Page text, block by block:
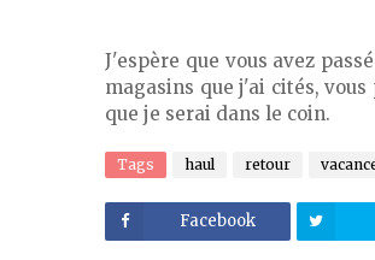
J'espère que vous avez
magasins que j'ai cités,
que je serai dans le coin.
Tags haul retour
Facebook